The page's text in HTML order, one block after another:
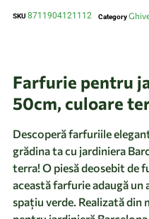
SKU 8711904121112 Category
Farfurie pentru
50cm, culoare
Descoperă farfuriile
grădina ta cu jardiniera
terra! O piesă deosebit de
această farfurie adaugă
spațiu verde. Realizată